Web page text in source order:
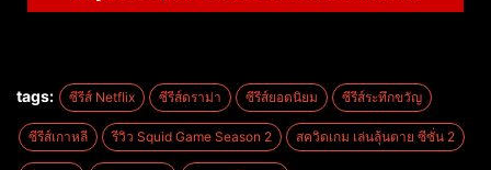
tags: ซีรีส์ Netflix ซีรีส์ดราม่า ซีรีส์ยอดนิยม ซีรีส์ระทึกขวัญ
ซีรีส์เกาหลี รีวิว Squid Game Season 2 สควิดเกม เล่นลุ้นตาย ซีซั่น 2